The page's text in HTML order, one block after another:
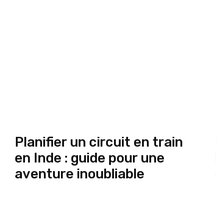
Planifier un circuit en train
en Inde : guide pour une
aventure inoubliable